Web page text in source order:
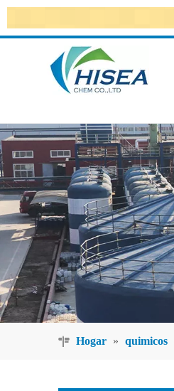
Hogar » quimicos